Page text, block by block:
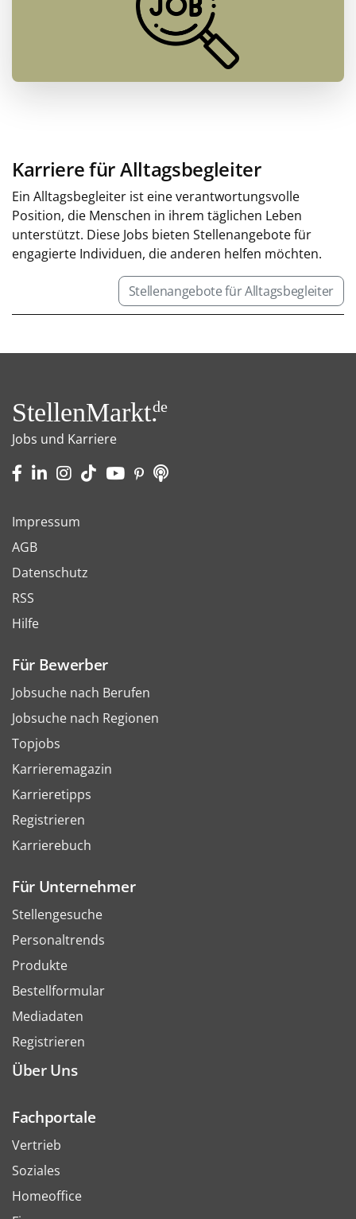
Karriere für Alltagsbegleiter
Ein Alltagsbegleiter ist eine verantwortungsvolle
Position, die Menschen in ihrem täglichen Leben
unterstützt. Diese Jobs bieten Stellenangebote für
engagierte Individuen, die anderen helfen möchten.
Stellenangebote für Alltagsbegleiter
StellenMarkt.de
Jobs und Karriere
Impressum
AGB
Datenschutz
RSS
Hilfe
Für Bewerber
Jobsuche nach Berufen
Jobsuche nach Regionen
Topjobs
Karrieremagazin
Karrieretipps
Registrieren
Karrierebuch
Für Unternehmer
Stellengesuche
Personaltrends
Produkte
Bestellformular
Mediadaten
Registrieren
Über Uns
Fachportale
Vertrieb
Soziales
Homeoffice